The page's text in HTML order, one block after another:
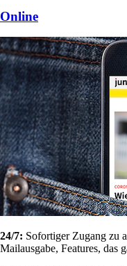
Online
24/7: Sofortiger Zugang zu
Mailausgabe, Features, das